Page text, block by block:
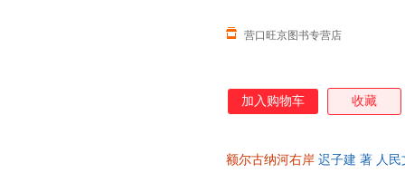
营口旺京图书专营店
加入购物车 收藏
额尔古纳河右岸 迟子建 著 人